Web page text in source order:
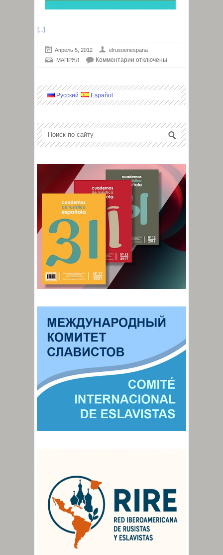
[...]
Апрель 5, 2012
elrusoenespana
МАПРЯЛ
Комментарии отключены
Русский Español